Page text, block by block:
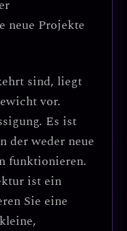
neue Projekte
sind, liegt
vor.
Es ist
der weder neue
funktionieren.
ist ein
Sie eine